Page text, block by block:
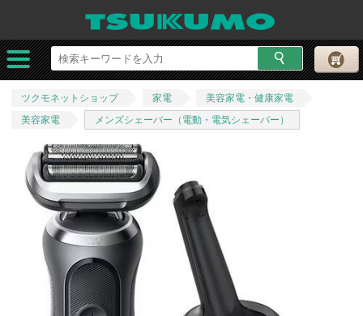
ツクモネットショップ 家電
美容家電・健康家電
美容家電
メンズシェーバー（電動・電気シェーバー）